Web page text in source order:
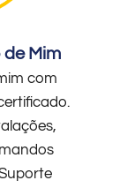
Mim
com